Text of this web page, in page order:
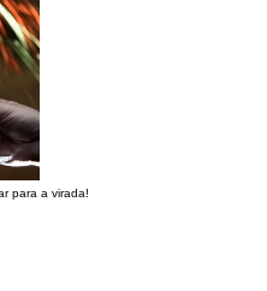
para a virada!